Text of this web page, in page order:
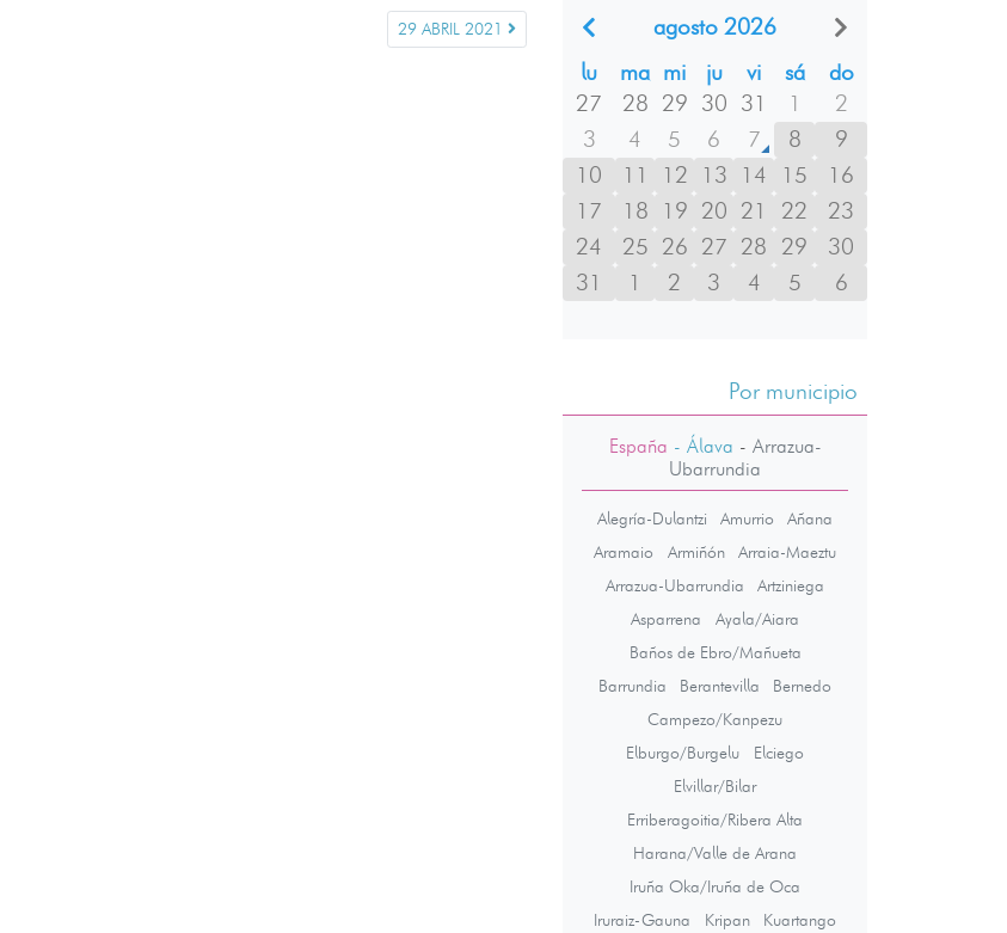
29 ABRIL 2021
agosto 2026
lu
ma mi ju vi sá
do
27
28 29 30 31 1
2
3
4 5 6 7 8
9
10
11 12 13 14 15
16
17
18 19 20 21 22
23
24
25 26 27 28 29
30
31
1 2 3 4 5 6
Por municipio
España - Álava - Arrazua-
Ubarrundia
Alegría-Dulantzi Amurrio
Añana
Aramaio
Armiñón
Arraia-Maeztu
Arrazua-Ubarrundia
Artziniega
Asparrena
Ayala/Aiara
Baños de Ebro/Mañueta
Barrundia
Berantevilla
Bernedo
Campezo/Kanpezu
Elburgo/Burgelu
Elciego
Elvillar/Bilar
Erriberagoitia/Ribera Alta
Harana/Valle de Arana
Iruña Oka/Iruña de Oca
Iruraiz-Gauna
Kripan
Kuartango